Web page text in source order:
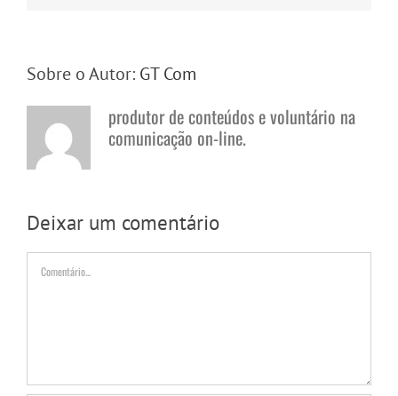
Sobre o Autor: GT Com
produtor de conteúdos e voluntário na
comunicação on-line.
Deixar um comentário
Comentário